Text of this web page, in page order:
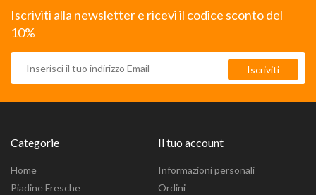
Iscriviti alla newsletter e ricevi il codice sconto del
10%
Categorie
Home
Piadine Fresche
Il tuo account
Informazioni personali
Ordini